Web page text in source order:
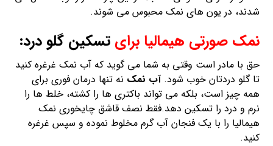
شدند، در یون های نمک محبوس می شوند.
نمک صورتی هیمالیا برایتسکین گلو درد:
حق با مادر است وقتی به شما می گوید که آب نمک غرغره کنید
تا گلو دردتان خوب شود.آب نمک نه تنها درمان فوری برای
همه چیز است، بلکه می تواند باکتری ها را کشته، خلط ها را
نرم و درد را تسکین دهد.فقط نصف قاشق چایخوری نمک
هیمالیا را با یک فنجان آب گرم مخلوط نموده و سپس غرغره
کنید.